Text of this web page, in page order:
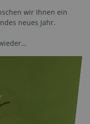
wir Ihnen ein
neues Jahr.